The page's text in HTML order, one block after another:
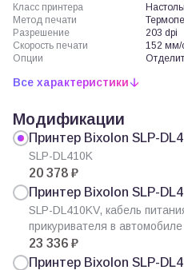
Класс принтера
Метод печати
Разрешение
203 dpi
Скорость печати
152 мм/
Опции
Все характеристики
Модификации
Принтер Bixolon SLP-
SLP-DL410K
20 378 ₽
Принтер Bixolon SLP-
SLP-DL410KV, кабель
прикуривателя в автомобиле
23 336 ₽
Принтер Bixolon SLP-